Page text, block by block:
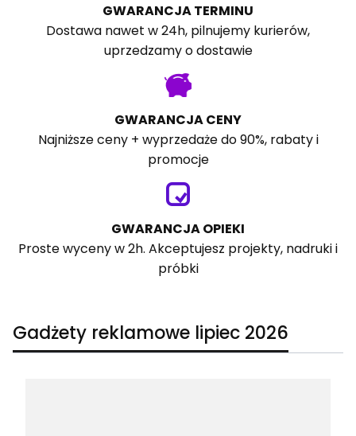
GWARANCJA TERMINU
Dostawa nawet w 24h, pilnujemy kurierów,
uprzedzamy o dostawie
GWARANCJA CENY
Najniższe ceny + wyprzedaże do 90%, rabaty i
promocje
GWARANCJA OPIEKI
Proste wyceny w 2h. Akceptujesz projekty, nadruki i
próbki
Gadżety reklamowe lipiec 2026